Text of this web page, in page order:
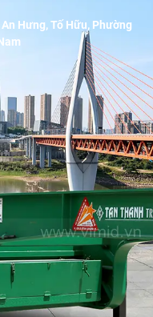
Hưng, Tố Hữu, Phường